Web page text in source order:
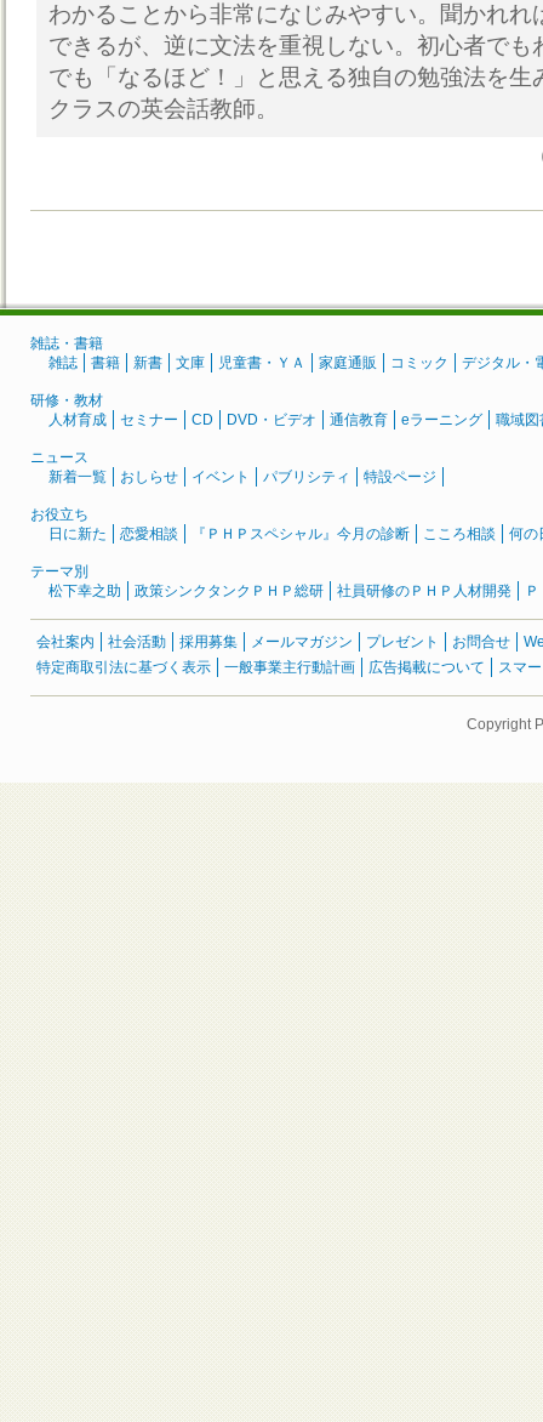
わかることから非常になじみやすい。聞かれれ
できるが、逆に文法を重視しない。初心者でも
でも「なるほど！」と思える独自の勉強法を生
クラスの英会話教師。
雑誌・書籍
雑誌
書籍 新書 文庫 児童書・ＹＡ 家庭通販 コミック デジタル・
研修・教材
人材育成
セミナー CD DVD・ビデオ 通信教育 eラーニング 職域図
ニュース
新着一覧
おしらせ イベント パブリシティ 特設ページ
お役立ち
日に新た
恋愛相談 『ＰＨＰスペシャル』今月の診断 こころ相談 何の
テーマ別
松下幸之助
政策シンクタンクＰＨＰ総研 社員研修のＰＨＰ人材開発
会社案内 社会活動 採用募集 メールマガジン プレゼント お問合せ
特定商取引法に基づく表示
一般事業主行動計画 広告掲載について スマ
Copyright